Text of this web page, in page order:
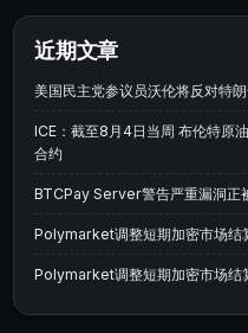
近期文章
美国民主党参议员沃伦将反对特
ICE：截至8月4日当周 布伦特原
合约
BTCPay Server警告严重漏洞正
Polymarket调整短期加密市场结
Polymarket调整短期加密市场结